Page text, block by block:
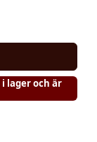
lager och är